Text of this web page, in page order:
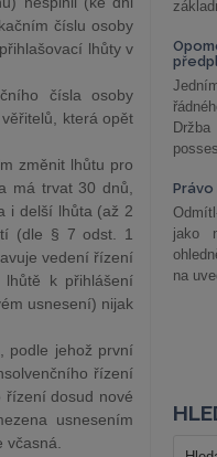
číslu osoby
lhůty v
čísla osoby
která opět
změnit lhůtu pro
má trvat 30 dnů,
i delší lhůta (až 2
(dle § 7 odst. 1
vedení řízení
k přihlášení
usnesení) nijak
podle jehož první
řízení
dosud nové
usnesením
jako
na